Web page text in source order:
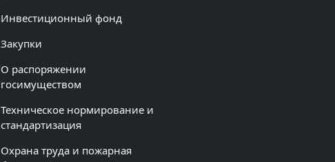
Инвестиционный фонд
Закупки
О распоряжении
госимуществом
Техническое нормирование и
стандартизация
Охрана труда и пожарная